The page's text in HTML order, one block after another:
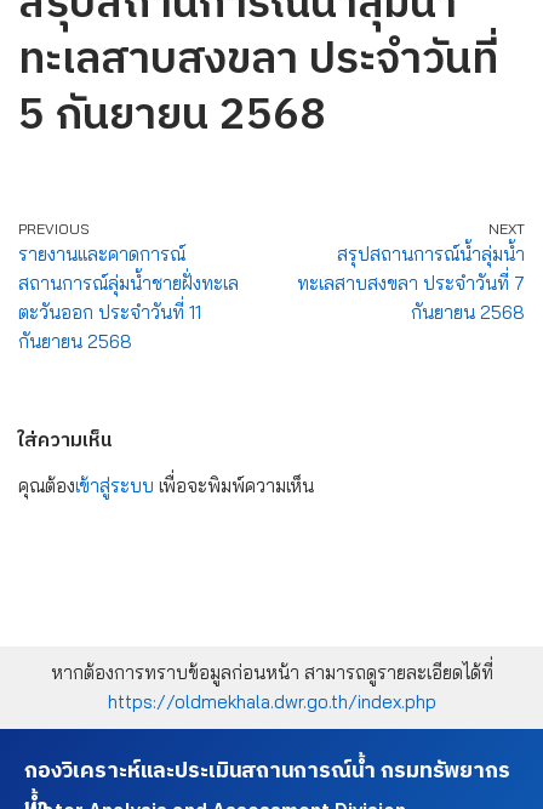
ทะเลสาบสงขลา ประจำวันที่
5 กันยายน 2568
PREVIOUS
รายงานและคาดการณ์
สถานการณ์ลุ่มน้ำชายฝั่งทะเล
ตะวันออก ประจำวันที่ 11
กันยายน 2568
NEXT
สรุปสถานการณ์น้ำลุ่มน้ำ
ทะเลสาบสงขลา ประจำวันที่ 7
กันยายน 2568
ใส่ความเห็น
คุณต้องเข้าสู่ระบบ เพื่อจะพิมพ์ความเห็น
หากต้องการทราบข้อมูลก่อนหน้า สามารถดูรายละเอียดได้ที่
https://oldmekhala.dwr.go.th/index.php
กองวิเคราะห์และประเมินสถานการณ์น้ำ กรมทรัพยากร